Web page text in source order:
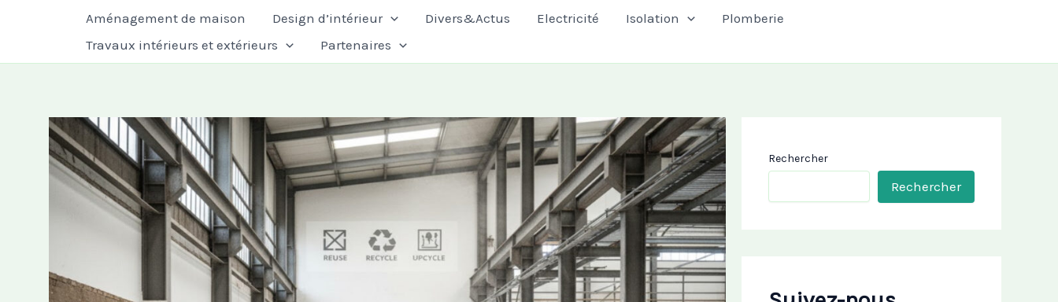
Aménagement de maison Design d’intérieur Divers&Actus Electricité Isolation
Plomberie
Travaux intérieurs et extérieurs
Partenaires
Rechercher
Rechercher